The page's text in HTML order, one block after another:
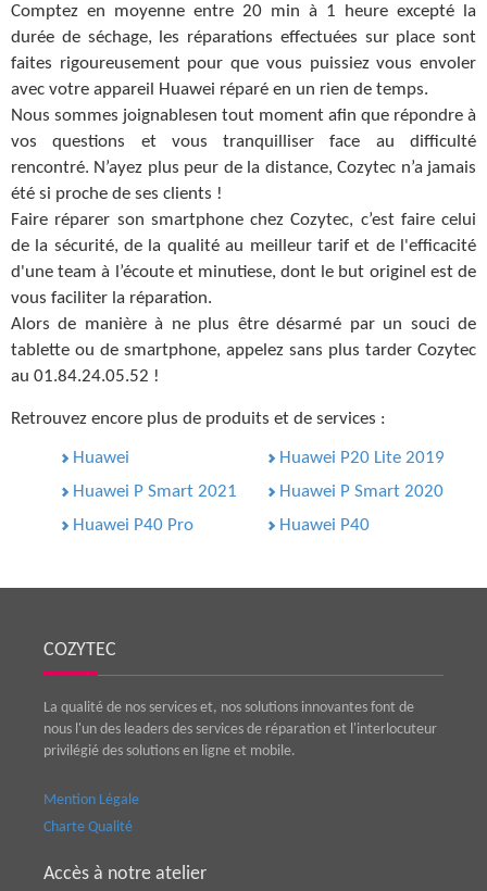
Comptez en moyenne entre 20 min à 1 heure excepté la
durée de séchage, les réparations effectuées sur place sont
faites rigoureusement pour que vous puissiez vous envoler
avec votre appareil Huawei réparé en un rien de temps.
Nous sommes joignablesen tout moment afin que répondre à
vos questions et vous tranquilliser face au difficulté
rencontré. N’ayez plus peur de la distance, Cozytec n’a jamais
été si proche de ses clients !
Faire réparer son smartphone chez Cozytec, c’est faire celui
de la sécurité, de la qualité au meilleur tarif et de l'efficacité
d'une team à l’écoute et minutiese, dont le but originel est de
vous faciliter la réparation.
Alors de manière à ne plus être désarmé par un souci de
tablette ou de smartphone, appelez sans plus tarder Cozytec
au 01.84.24.05.52 !
Retrouvez encore plus de produits et de services :
Huawei
Huawei P20 Lite 2019
Huawei P Smart 2021
Huawei P Smart 2020
Huawei P40 Pro
Huawei P40
COZYTEC
La qualité de nos services et, nos solutions innovantes font de
nous l'un des leaders des services de réparation et l'interlocuteur
privilégié des solutions en ligne et mobile.
Mention Légale
Charte Qualité
Accès à notre atelier